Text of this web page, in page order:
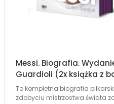
Messi. Biografia.
Guardioli (2x książka z
To kompletna biografia
zdobyciu mistrzostwa świata